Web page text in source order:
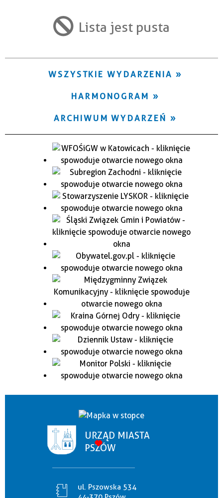
Trwające w zakresie Lista jest pusta
WSZYSTKIE WYDARZENIA
HARMONOGRAM
ARCHIWUM WYDARZEŃ
URZĄD MIASTA
PSZÓW
ul. Pszowska 534